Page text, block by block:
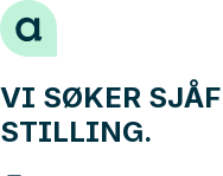
Hopp til innhold
VI SØKER
STILLING.